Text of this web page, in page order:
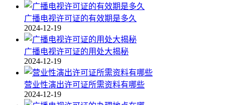
广播电视许可证的有效期是多久
2024-12-19
广播电视许可证的用处大揭秘
2024-12-19
营业性演出许可证所需资料有哪些
2024-12-19